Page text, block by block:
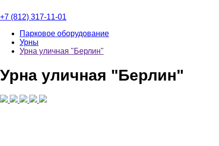
+7 (812) 317-11-01
Парковое оборудование
Урны
Урна уличная "Берлин"
Урна уличная "Берлин"